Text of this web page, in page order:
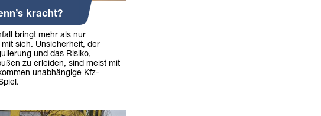
kracht?
bringt mehr als nur
sich. Unsicherheit, der
und das Risiko,
zu erleiden, sind meist mit
unabhängige Kfz-